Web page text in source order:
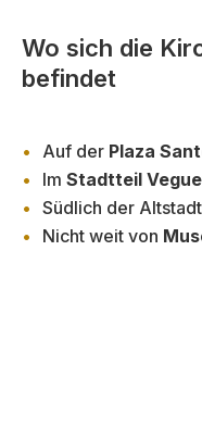
Wo sich die
befindet
Auf der Plaza
Im Stadtteil
Südlich der
Nicht weit von